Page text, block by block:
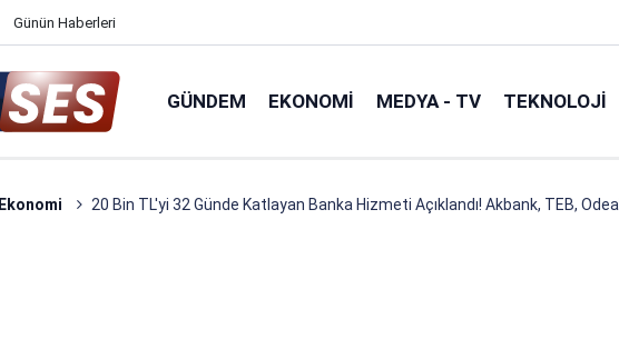
Günün Haberleri
GÜNDEM EKONOMI MEDYA - TV TEKNOLOJI
Ekonomi 20 Bin TL'yi 32 Günde Katlayan Banka Hizmeti Açıklandı! Akbank, TEB,